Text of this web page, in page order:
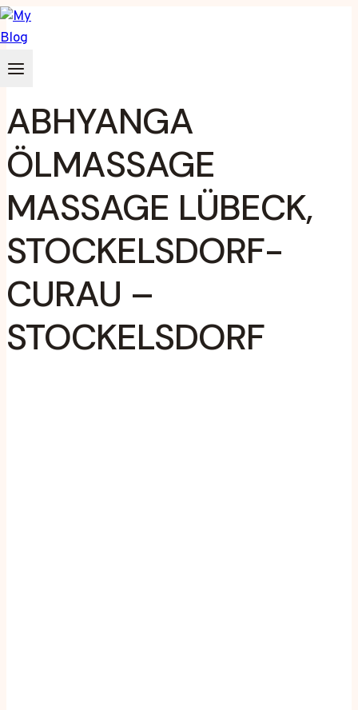
Zum
Inhalt
springen
ABHYANGA
ÖLMASSAGE
MASSAGE LÜBECK,
STOCKELSDORF-
CURAU –
STOCKELSDORF